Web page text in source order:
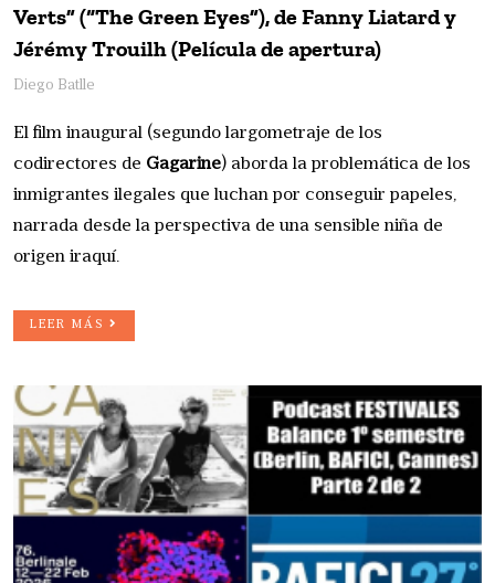
Verts” (“The Green Eyes”), de Fanny Liatard y
Jérémy Trouilh (Película de apertura)
Diego Batlle
El film inaugural (segundo largometraje de los
codirectores de Gagarine) aborda la problemática de los
inmigrantes ilegales que luchan por conseguir papeles,
narrada desde la perspectiva de una sensible niña de
origen iraquí.
LEER MÁS